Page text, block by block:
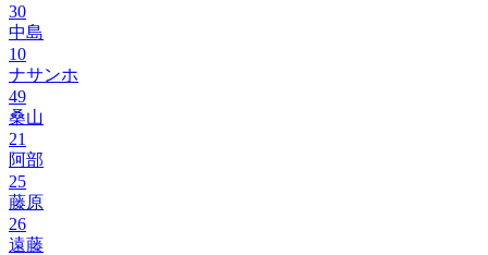
30
中島
10
ナサンホ
49
桑山
21
阿部
25
藤原
26
遠藤